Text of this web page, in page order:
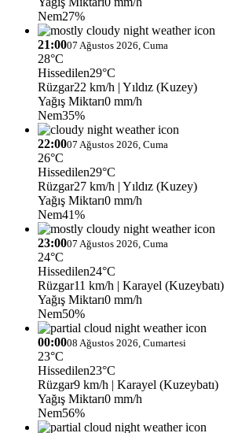
Nem27%
21:0007 Ağustos 2026, Cuma
28°C
Hissedilen29°C
Rüzgar22 km/h | Yıldız (Kuzey)
Yağış Miktarı0 mm/h
Nem35%
22:0007 Ağustos 2026, Cuma
26°C
Hissedilen29°C
Rüzgar27 km/h | Yıldız (Kuzey)
Yağış Miktarı0 mm/h
Nem41%
23:0007 Ağustos 2026, Cuma
24°C
Hissedilen24°C
Rüzgar11 km/h | Karayel (Kuzeybatı)
Yağış Miktarı0 mm/h
Nem50%
00:0008 Ağustos 2026, Cumartesi
23°C
Hissedilen23°C
Rüzgar9 km/h | Karayel (Kuzeybatı)
Yağış Miktarı0 mm/h
Nem56%